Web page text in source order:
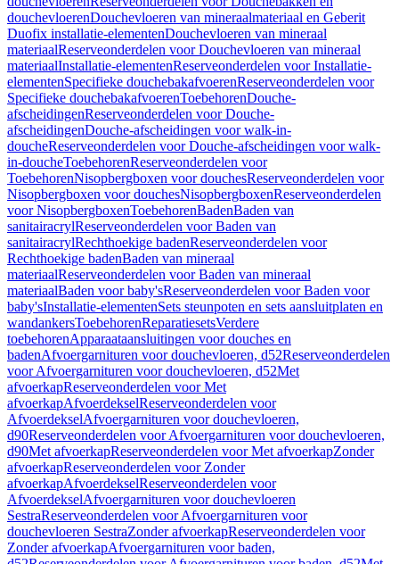
douchevloerenDouchevloeren van mineraalmateriaal en Geberit
Duofix installatie-elementenDouchevloeren van mineraal
materiaalReserveonderdelen voor Douchevloeren van mineraal
materiaalInstallatie-elementenReserveonderdelen voor Installatie-
elementenSpecifieke douchebakafvoerenReserveonderdelen voor
Specifieke douchebakafvoerenToebehorenDouche-
afscheidingenReserveonderdelen voor Douche-
afscheidingenDouche-afscheidingen voor walk-in-
doucheReserveonderdelen voor Douche-afscheidingen voor walk-
in-doucheToebehorenReserveonderdelen voor
ToebehorenNisopbergboxen voor douchesReserveonderdelen voor
Nisopbergboxen voor douchesNisopbergboxenReserveonderdelen
voor NisopbergboxenToebehorenBadenBaden van
sanitairacrylReserveonderdelen voor Baden van
sanitairacrylRechthoekige badenReserveonderdelen voor
Rechthoekige badenBaden van mineraal
materiaalReserveonderdelen voor Baden van mineraal
materiaalBaden voor baby'sReserveonderdelen voor Baden voor
baby'sInstallatie-elementenSets steunpoten en sets aansluitplaten en
wandankersToebehorenReparatiesetsVerdere
toebehorenApparaataansluitingen voor douches en
badenAfvoergarnituren voor douchevloeren, d52Reserveonderdelen
voor Afvoergarnituren voor douchevloeren, d52Met
afvoerkapReserveonderdelen voor Met
afvoerkapAfvoerdekselReserveonderdelen voor
AfvoerdekselAfvoergarnituren voor douchevloeren,
d90Reserveonderdelen voor Afvoergarnituren voor douchevloeren,
d90Met afvoerkapReserveonderdelen voor Met afvoerkapZonder
afvoerkapReserveonderdelen voor Zonder
afvoerkapAfvoerdekselReserveonderdelen voor
AfvoerdekselAfvoergarnituren voor douchevloeren
SestraReserveonderdelen voor Afvoergarnituren voor
douchevloeren SestraZonder afvoerkapReserveonderdelen voor
Zonder afvoerkapAfvoergarnituren voor baden,